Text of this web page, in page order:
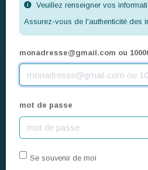
Veuillez renseigner vos
Assurez-vous de l'authenticité des
monadresse@gmail.com ou
mot de passe
Se souvenir de moi